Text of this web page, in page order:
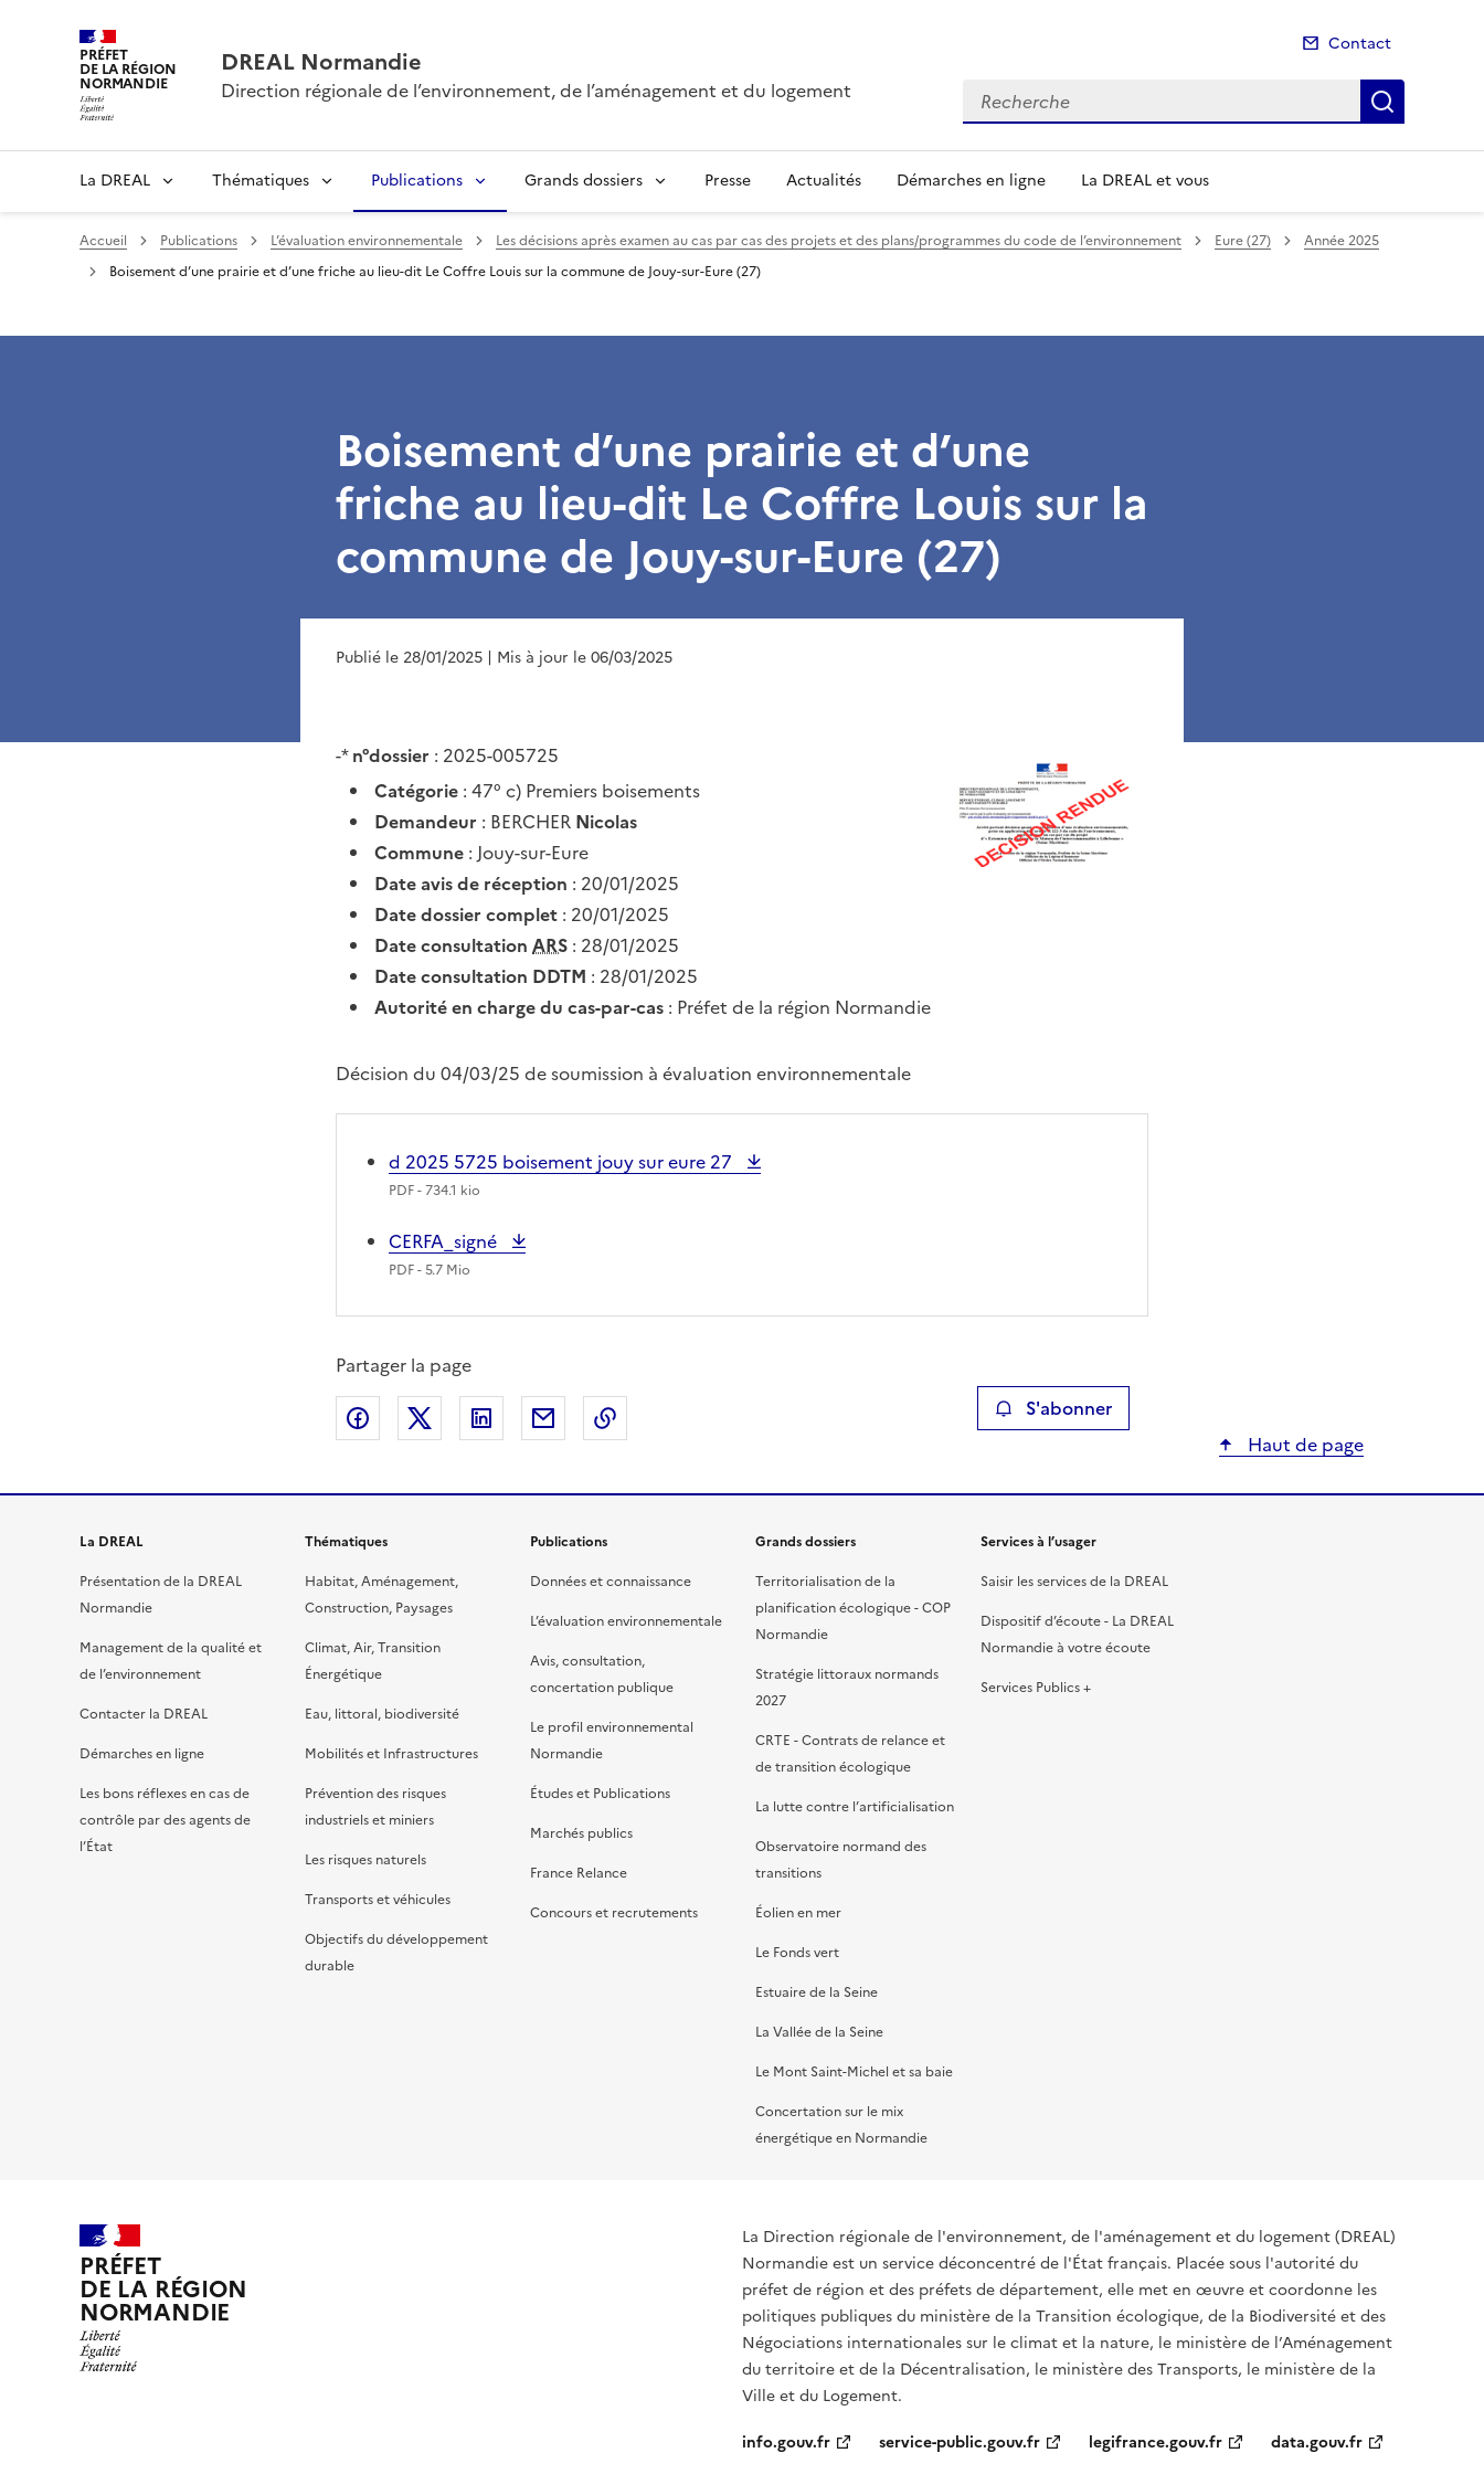
PRÉFET
DE LA RÉGION
NORMANDIE
DREAL Normandie
Direction régionale de l’environnement, de l’aménagement et du logement
Contact
Recherche
La DREAL Thématiques Publications Grands dossiers Presse Actualités Démarches en ligne La DREAL et vous
Accueil Publications L’évaluation environnementale Les décisions après examen au cas par cas des projets et des plans/programmes du code de l’environnement Eure (27)
Année 2025
Boisement d’une prairie et d’une friche au lieu-dit Le Coffre Louis sur la commune de Jouy-sur-Eure (27)
Boisement d’une prairie et d’une
friche au lieu-dit Le Coffre Louis sur la
commune de Jouy-sur-Eure (27)
Publié le 28/01/2025 | Mis à jour le 06/03/2025
-*n°dossier : 2025-005725
Catégorie : 47° c) Premiers boisements
Demandeur : BERCHER Nicolas
Commune : Jouy-sur-Eure
Date avis de réception : 20/01/2025
Date dossier complet : 20/01/2025
Date consultationARS : 28/01/2025
Date consultation DDTM : 28/01/2025
Autorité en charge du cas-par-cas : Préfet de la région Normandie
Décision du 04/03/25 de soumission à évaluation environnementale
d 2025 5725 boisement jouy sur eure 27
PDF- 734.1 kio
CERFA_signé
PDF- 5.7 Mio
Partager la page
Partager sur Facebook
Partager sur XPartager sur LinkedIn
Partager par emailCopier le lien de la page dans le presse-papier S'abonner
Haut de page
La DREAL
Présentation de la DREAL
Normandie
Management de la qualité et
de l’environnement
Contacter la DREAL
Démarches en ligne
Les bons réflexes en cas de
contrôle par des agents de
l’État
Thématiques
Habitat, Aménagement,
Construction, Paysages
Climat, Air, Transition
Énergétique
Eau, littoral, biodiversité
Mobilités et Infrastructures
Prévention des risques
industriels et miniers
Les risques naturels
Transports et véhicules
Objectifs du développement
durable
Publications
Données et connaissance
L’évaluation environnementale
Avis, consultation,
concertation publique
Le profil environnemental
Normandie
Études et Publications
Marchés publics
France Relance
Concours et recrutements
Grands dossiers
Territorialisation de la
planification écologique - COP
Normandie
Stratégie littoraux normands
2027
CRTE - Contrats de relance et
de transition écologique
La lutte contre l’artificialisation
Observatoire normand des
transitions
Éolien en mer
Le Fonds vert
Estuaire de la Seine
La Vallée de la Seine
Le Mont Saint-Michel et sa baie
Concertation sur le mix
énergétique en Normandie
Services à l’usager
Saisir les services de la DREAL
Dispositif d’écoute - La DREAL
Normandie à votre écoute
Services Publics +
PRÉFET
DE LA RÉGION
NORMANDIE
La Direction régionale de l'environnement, de l'aménagement et du logement (DREAL)
Normandie est un service déconcentré de l'État français. Placée sous l'autorité du
préfet de région et des préfets de département, elle met en œuvre et coordonne les
politiques publiques du ministère de la Transition écologique, de la Biodiversité et des
Négociations internationales sur le climat et la nature, le ministère de l’Aménagement
du territoire et de la Décentralisation, le ministère des Transports, le ministère de la
Ville et du Logement.
info.gouv.fr
service-public.gouv.fr legifrance.gouv.fr data.gouv.fr